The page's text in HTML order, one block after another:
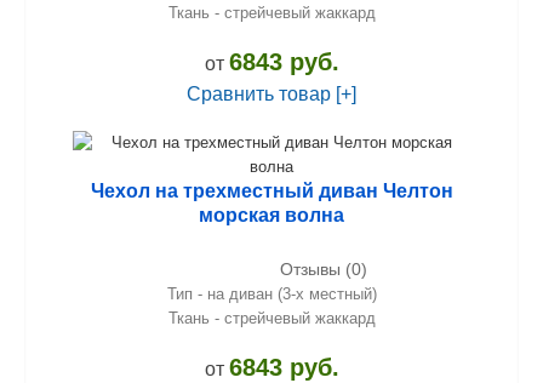
Ткань - стрейчевый жаккард
от 6843 руб.
Сравнить товар [+]
Чехол на трехместный диван Челтон
морская волна
Отзывы (0)
Тип - на диван (3-х местный)
Ткань - стрейчевый жаккард
от 6843 руб.